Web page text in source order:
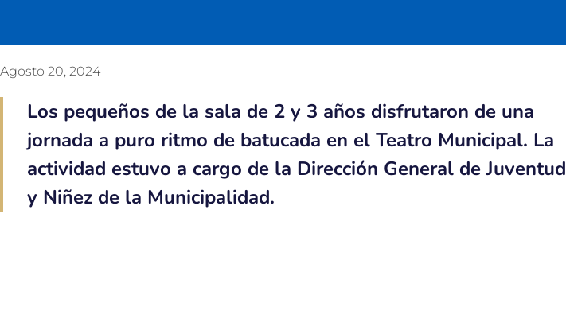
Agosto 20, 2024
Los pequeños de la sala de 2 y 3 años disfrutaron de una
jornada a puro ritmo de batucada en el Teatro Municipal. La
actividad estuvo a cargo de la Dirección General de Juventud
y Niñez de la Municipalidad.